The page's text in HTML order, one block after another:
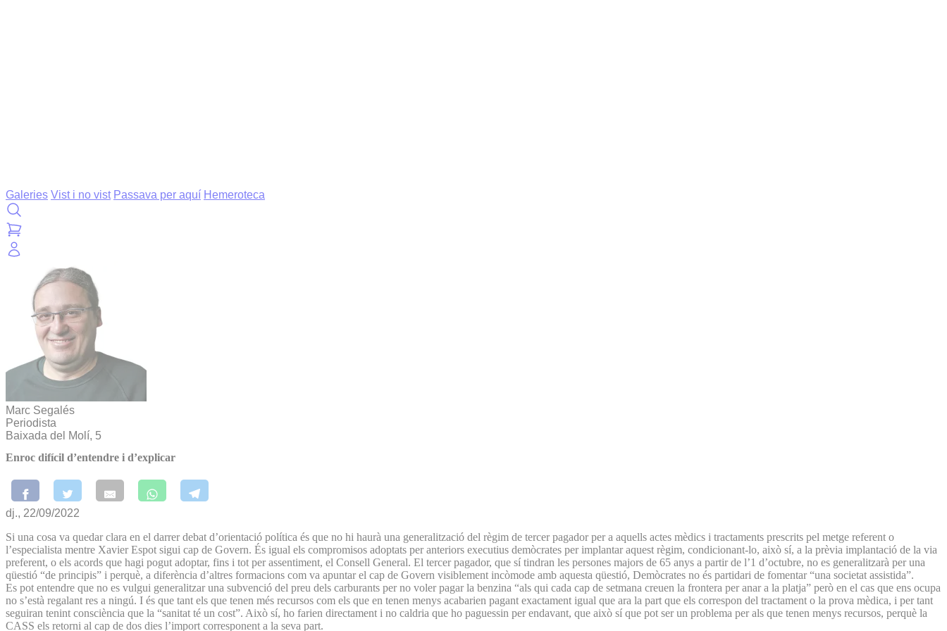
Galeries Vist i no vist Passava per aquí Hemeroteca
Marc Segalés
Periodista
Baixada del Molí, 5
Enroc difícil d’entendre i d’explicar
dj., 22/09/2022
Si una cosa va quedar clara en el darrer debat d’orientació política és que no hi haurà una generalització del règim de tercer pagador per a aquells actes mèdics i tractaments prescrits pel metge referent o
l’especialista mentre Xavier Espot sigui cap de Govern. És igual els compromisos adoptats per anteriors executius demòcrates per implantar aquest règim, condicionant-lo, això sí, a la prèvia implantació de la via
preferent, o els acords que hagi pogut adoptar, fins i tot per assentiment, el Consell General. El tercer pagador, que sí tindran les persones majors de 65 anys a partir de l’1 d’octubre, no es generalitzarà per una
qüestió “de principis” i perquè, a diferència d’altres formacions com va apuntar el cap de Govern visiblement incòmode amb aquesta qüestió, Demòcrates no és partidari de fomentar “una societat assistida”.
Es pot entendre que no es vulgui generalitzar una subvenció del preu dels carburants per no voler pagar la benzina “als qui cada cap de setmana creuen la frontera per anar a la platja” però en el cas que ens ocupa
no s’està regalant res a ningú. I és que tant els que tenen més recursos com els que en tenen menys acabarien pagant exactament igual que ara la part que els correspon del tractament o la prova mèdica, i per tant
seguiran tenint consciència que la “sanitat té un cost”. Això sí, ho farien directament i no caldria que ho paguessin per endavant, que això sí que pot ser un problema per als que tenen menys recursos, perquè la
CASS els retorni al cap de dos dies l’import corresponent a la seva part.